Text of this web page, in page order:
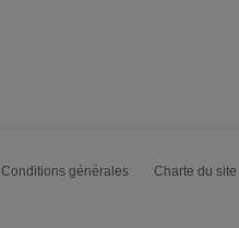
Conditions générales Charte du site